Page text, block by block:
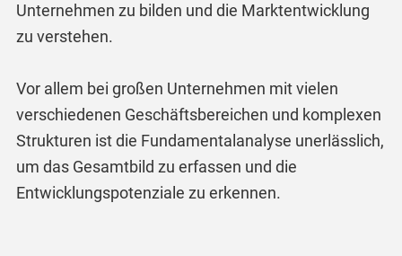
Unternehmen zu bilden und die Marktentwicklung
zu verstehen.
Vor allem bei großen Unternehmen mit vielen
verschiedenen Geschäftsbereichen und komplexen
Strukturen ist die Fundamentalanalyse unerlässlich,
um das Gesamtbild zu erfassen und die
Entwicklungspotenziale zu erkennen.